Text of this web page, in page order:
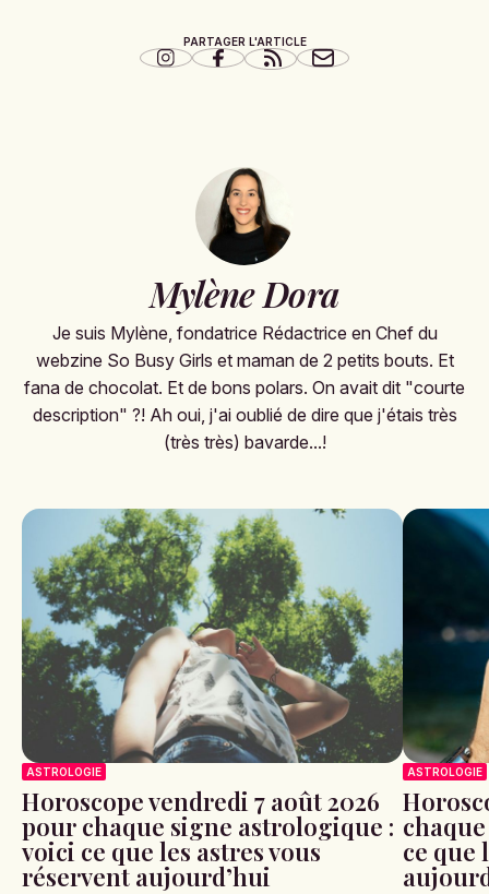
PARTAGER L'ARTICLE
Mylène Dora
Je suis Mylène, fondatrice Rédactrice en Chef du
webzine So Busy Girls et maman de 2 petits bouts. Et
fana de chocolat. Et de bons polars. On avait dit "courte
description" ?! Ah oui, j'ai oublié de dire que j'étais très
(très très) bavarde...!
ASTROLOGIE
Horoscope vendredi 7 août 2026
pour chaque signe astrologique :
voici ce que les astres vous
réservent aujourd’hui
ASTROLOGIE
ce que